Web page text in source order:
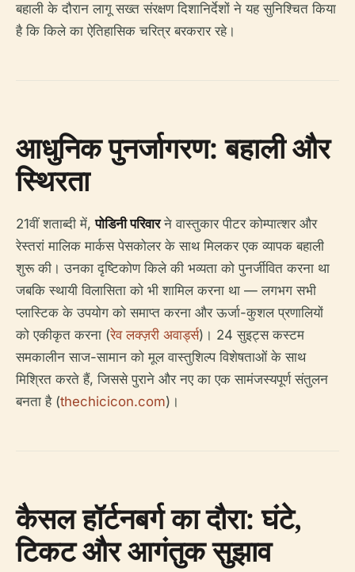
बहाली के दौरान लागू सख्त संरक्षण दिशानिर्देशों ने यह सुनिश्चित किया
है कि किले का ऐतिहासिक चरित्र बरकरार रहे।
आधुनिक पुनर्जागरण: बहाली और
स्थिरता
21वीं शताब्दी में,पोडिनी परिवारने वास्तुकार पीटर कोम्पात्शर और
रेस्तरां मालिक मार्कस पेसकोलर के साथ मिलकर एक व्यापक बहाली
शुरू की। उनका दृष्टिकोण किले की भव्यता को पुनर्जीवित करना था
जबकि स्थायी विलासिता को भी शामिल करना था — लगभग सभी
प्लास्टिक के उपयोग को समाप्त करना और ऊर्जा-कुशल प्रणालियों
को एकीकृत करना (रेव लक्ज़री अवार्ड्स)। 24 सुइट्स कस्टम
समकालीन साज-सामान को मूल वास्तुशिल्प विशेषताओं के साथ
मिश्रित करते हैं, जिससे पुराने और नए का एक सामंजस्यपूर्ण संतुलन
बनता है (thechicicon.com)।
कैसल हॉर्टनबर्ग का दौरा: घंटे,
टिकट और आगंतुक सुझाव